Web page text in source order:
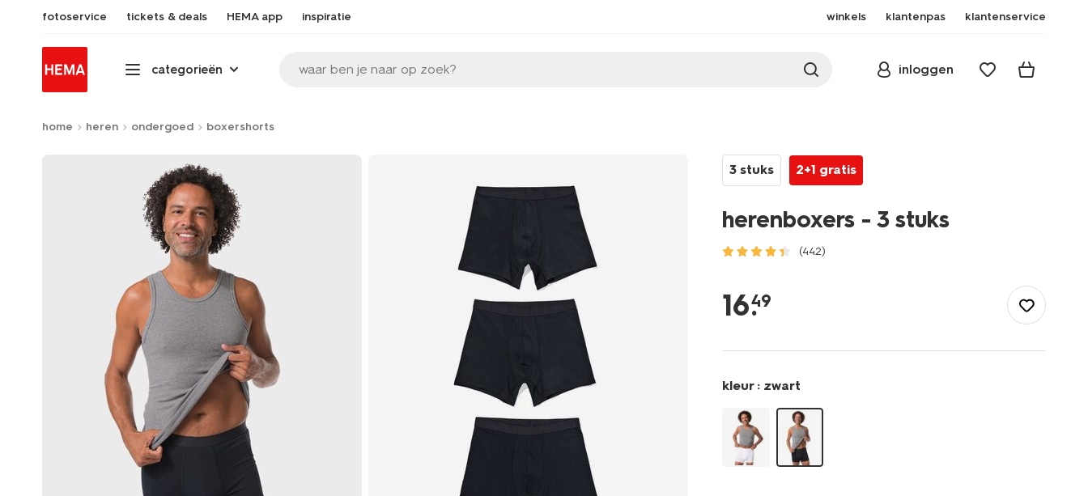
fotoservice tickets & deals HEMA app inspiratie winkels klantenpas klantenservice
categorieën waar ben je naar op zoek? inloggen
home heren ondergoed boxershorts
3 stuks 2+1 gratis
herenboxers - 3 stuks
(442)
-3-
16.
49
kleur : zwart